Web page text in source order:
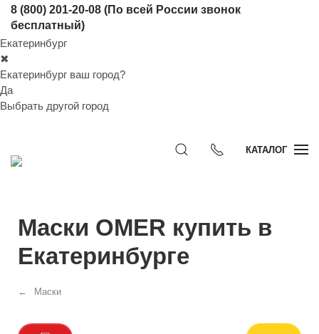
8 (800) 201-20-08 (По всей России звонок
бесплатный)
Екатеринбург
✖
Екатеринбург ваш город?
Да
Выбрать другой город
КАТАЛОГ
Маски OMER купить в
Екатеринбурге
Маски